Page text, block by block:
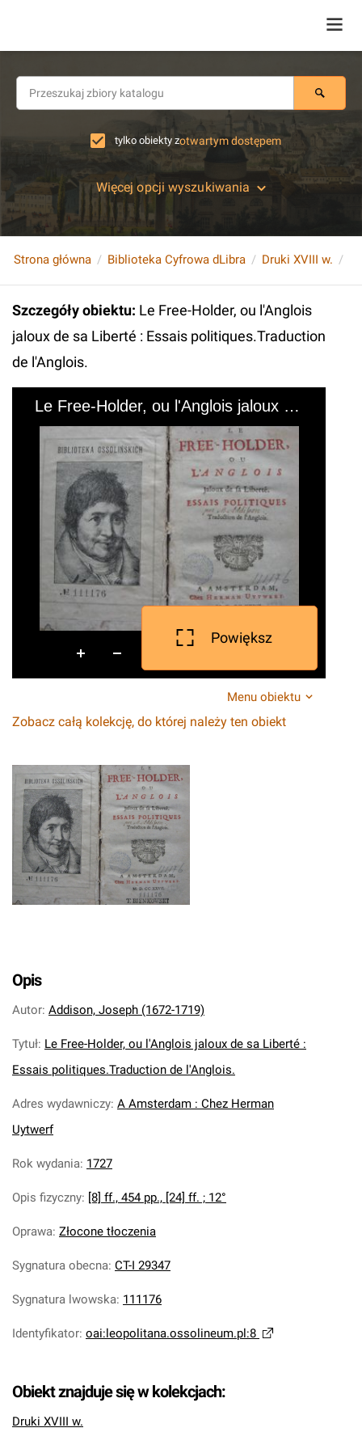
tylko obiekty zotwartym dostępem
Więcej opcji wyszukiwania
Strona główna Biblioteka Cyfrowa dLibra Druki XVIII w.
Szczegóły obiektu: Le Free-Holder, ou l'Anglois
jaloux de sa Liberté : Essais politiques.Traduction
de l'Anglois.
Powiększ
Menu obiektu
Zobacz całą kolekcję, do której należy ten obiekt
Opis
Autor: Addison, Joseph (1672-1719)
Tytuł: Le Free-Holder, ou l'Anglois jaloux de sa Liberté :
Essais politiques.Traduction de l'Anglois.
Adres wydawniczy: A Amsterdam : Chez Herman
Uytwerf
Rok wydania: 1727
Opis fizyczny: [8] ff., 454 pp., [24] ff. ; 12°
Oprawa: Złocone tłoczenia
Sygnatura obecna: CT-I 29347
Sygnatura lwowska: 111176
Identyfikator: oai:leopolitana.ossolineum.pl:8
Obiekt znajduje się w kolekcjach:
Druki XVIII w.